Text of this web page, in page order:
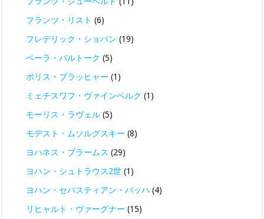
フランツ・リスト (6)
フレデリック・ショパン (19)
ベーラ・バルトーク (5)
ボリス・ブラッヒャー (1)
ミェチスワフ・ヴァインベルク (1)
モーリス・ラヴェル (5)
モデスト・ムソルグスキー (8)
ヨハネス・ブラームス (29)
ヨハン・シュトラウス2世 (1)
ヨハン・セバスティアン・バッハ (4)
リヒャルト・ヴァーグナー (15)